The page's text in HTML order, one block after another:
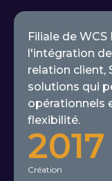
Filiale de
l'intégration
relation client,
solutions qui
opérationnels
flexibilité.
2017
Création